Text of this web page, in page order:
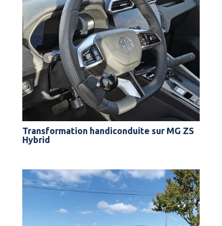
Transformation handiconduite sur MG ZS
Hybrid